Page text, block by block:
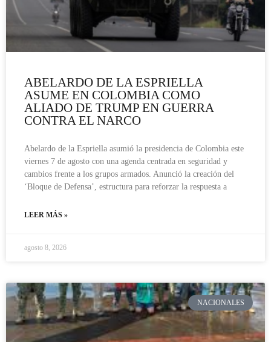
ABELARDO DE LA ESPRIELLA
ASUME EN COLOMBIA COMO
ALIADO DE TRUMP EN GUERRA
CONTRA EL NARCO
Abelardo de la Espriella asumió la presidencia de Colombia este
viernes 7 de agosto con una agenda centrada en seguridad y
cambios frente a los grupos armados. Anunció la creación del
‘Bloque de Defensa’, estructura para reforzar la respuesta a
LEER MÁS »
agosto 8, 2026
NACIONALES